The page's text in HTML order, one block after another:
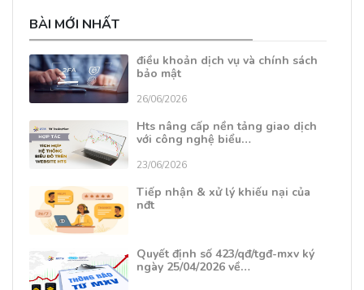
BÀI MỚI NHẤT
điều khoản dịch vụ và chính sách
bảo mật
26/06/2026
Hts nâng cấp nền tảng giao dịch
với công nghệ biểu…
23/06/2026
Tiếp nhận & xử lý khiếu nại của
nđt
Quyết định số 423/qđ/tgđ-mxv ký
ngày 25/04/2026 về…